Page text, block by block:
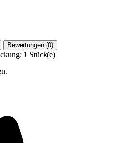
Bewertungen (0)
1 Stück(e)